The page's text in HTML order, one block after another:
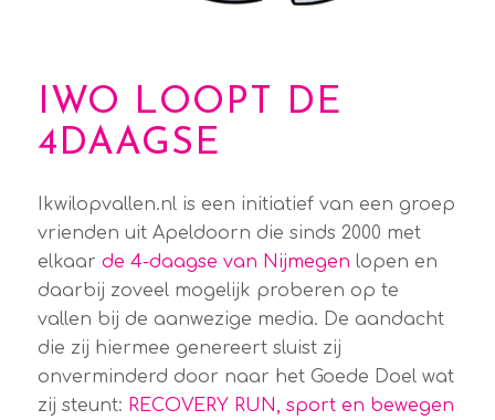
IWO LOOPT DE
4DAAGSE
Ikwilopvallen.nl is een initiatief van een groep
vrienden uit Apeldoorn die sinds 2000 met
elkaar de 4-daagse van Nijmegen lopen en
daarbij zoveel mogelijk proberen op te
vallen bij de aanwezige media. De aandacht
die zij hiermee genereert sluist zij
onverminderd door naar het Goede Doel wat
zij steunt: RECOVERY RUN, sport en bewegen